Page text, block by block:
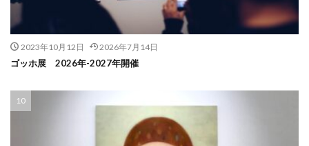
2023年10月12日 2026年7月14日
ゴッホ展 2026年-2027年開催